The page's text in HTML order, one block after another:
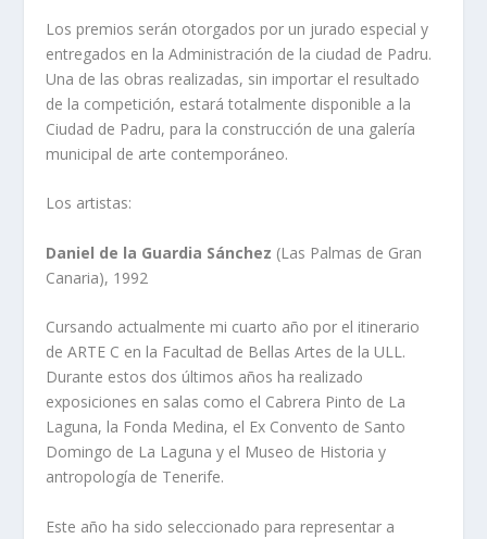
Los premios serán otorgados por un jurado especial y
entregados en la Administración de la ciudad de Padru.
Una de las obras realizadas, sin importar el resultado
de la competición, estará totalmente disponible a la
Ciudad de Padru, para la construcción de una galería
municipal de arte contemporáneo.
Los artistas:
Daniel de la Guardia Sánchez (Las Palmas de Gran
Canaria), 1992
Cursando actualmente mi cuarto año por el itinerario
de ARTE C en la Facultad de Bellas Artes de la ULL.
Durante estos dos últimos años ha realizado
exposiciones en salas como el Cabrera Pinto de La
Laguna, la Fonda Medina, el Ex Convento de Santo
Domingo de La Laguna y el Museo de Historia y
antropología de Tenerife.
Este año ha sido seleccionado para representar a